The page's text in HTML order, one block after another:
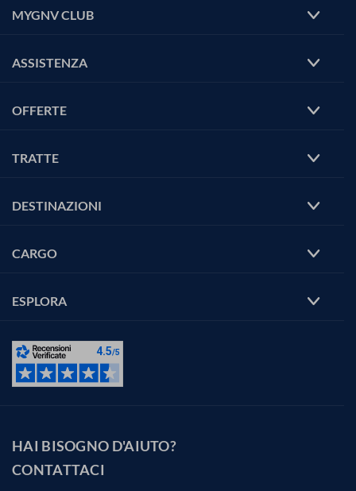
MYGNV CLUB
ASSISTENZA
OFFERTE
TRATTE
DESTINAZIONI
CARGO
ESPLORA
HAI BISOGNO D'AIUTO?
CONTATTACI